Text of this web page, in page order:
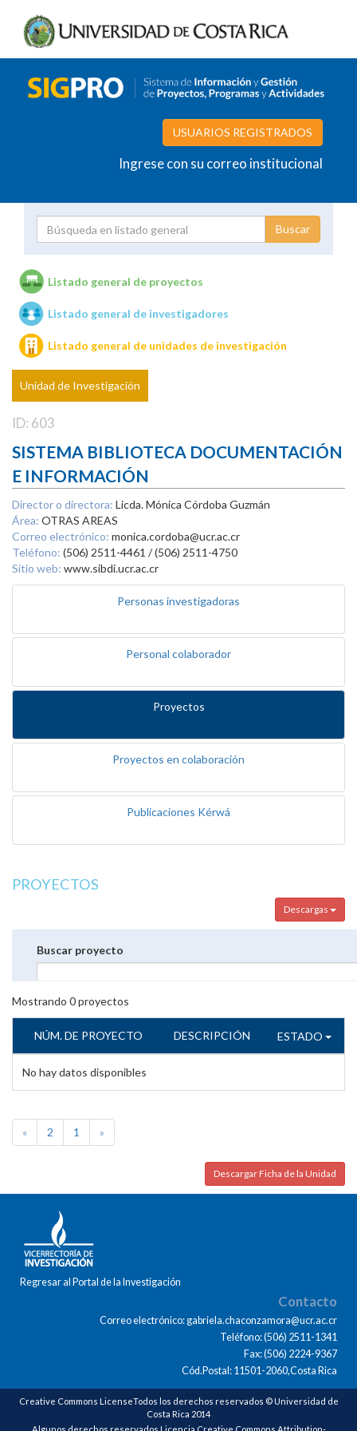
USUARIOS REGISTRADOS
Ingrese con su correo institucional
Unidades de investigación
Listado general de proyectos
Listado general de investigadores
Listado general de unidades de investigación
Unidad de Investigación
ID: 603
SISTEMA BIBLIOTECA DOCUMENTACIÓN
E INFORMACIÓN
Director o directora: Licda. Mónica Córdoba Guzmán
Área: OTRAS AREAS
Correo electrónico: monica.cordoba@ucr.ac.cr
Teléfono: (506) 2511-4461 / (506) 2511-4750
Sitio web: www.sibdi.ucr.ac.cr
Personas investigadoras
Personal colaborador
Proyectos
Proyectos en colaboración
Publicaciones Kérwá
PROYECTOS
Descargas
Buscar proyecto
Mostrando 0proyectos
NÚM. DE PROYECTO DESCRIPCIÓN ESTADO
No hay datos disponibles
« 2 1 »
Descargar Ficha de la Unidad
Regresar al Portal de la Investigación
Contacto
Correo electrónico: gabriela.chaconzamora@ucr.ac.cr
Teléfono: (506) 2511-1341
Fax: (506) 2224-9367
Cód.Postal: 11501-2060,Costa Rica
Creative Commons LicenseTodos los derechos reservados © Universidad de
Costa Rica 2014